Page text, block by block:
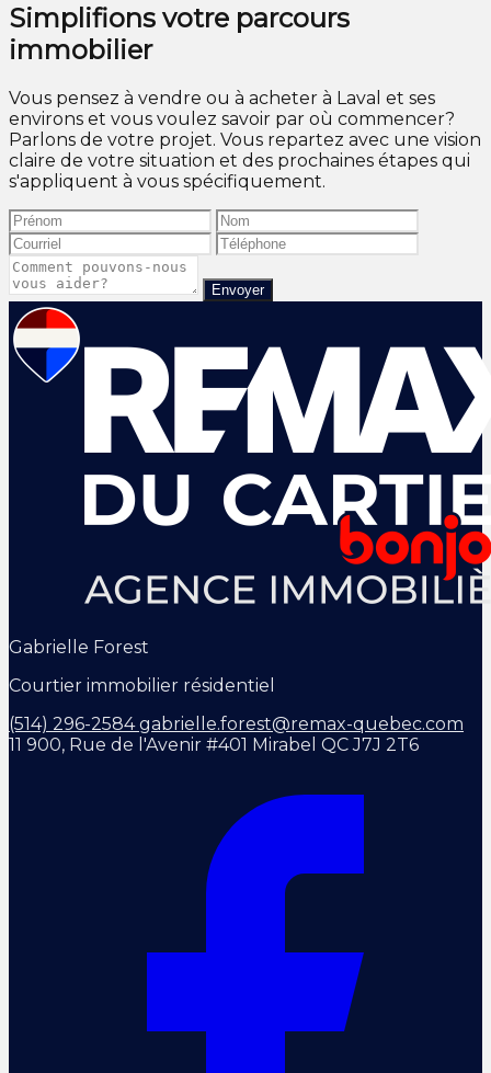
Simplifions votre parcours
immobilier
Vous pensez à vendre ou à acheter à Laval et ses
environs et vous voulez savoir par où commencer?
Parlons de votre projet. Vous repartez avec une vision
claire de votre situation et des prochaines étapes qui
s'appliquent à vous spécifiquement.
Envoyer
Gabrielle Forest
Courtier immobilier résidentiel
(514) 296-2584gabrielle.forest@remax-quebec.com
11 900, Rue de l'Avenir #401 Mirabel QC J7J 2T6